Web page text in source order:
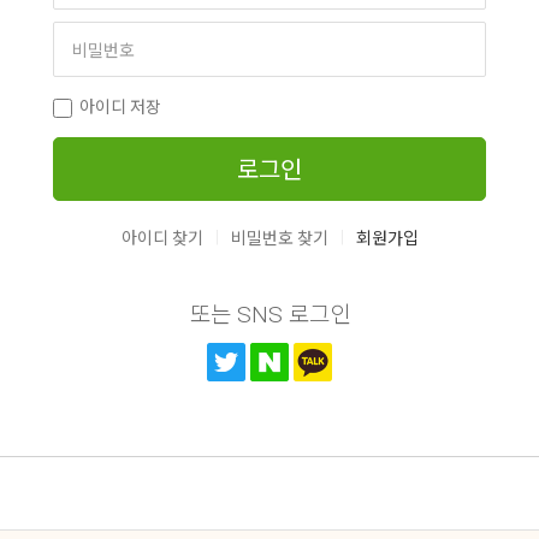
아이디 저장
로그인
아이디 찾기 비밀번호 찾기 회원가입
또는 SNS 로그인